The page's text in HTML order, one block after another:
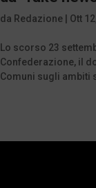
da Redazione Ott
Lo scorso 23
Confederazione, il
Comuni sugli ambiti